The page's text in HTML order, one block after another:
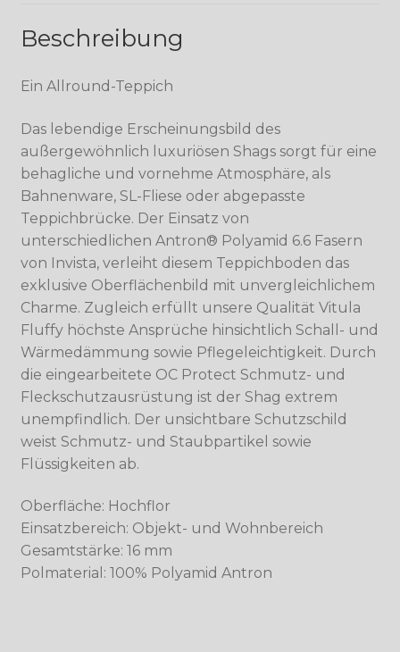
Beschreibung
Ein Allround-Teppich
Das lebendige Erscheinungsbild des
außergewöhnlich luxuriösen Shags sorgt für eine
behagliche und vornehme Atmosphäre, als
Bahnenware, SL-Fliese oder abgepasste
Teppichbrücke. Der Einsatz von
unterschiedlichen Antron® Polyamid 6.6 Fasern
von Invista, verleiht diesem Teppichboden das
exklusive Oberflächenbild mit unvergleichlichem
Charme. Zugleich erfüllt unsere Qualität Vitula
Fluffy höchste Ansprüche hinsichtlich Schall- und
Wärmedämmung sowie Pflegeleichtigkeit. Durch
die eingearbeitete OC Protect Schmutz- und
Fleckschutzausrüstung ist der Shag extrem
unempfindlich. Der unsichtbare Schutzschild
weist Schmutz- und Staubpartikel sowie
Flüssigkeiten ab.
Oberfläche: Hochflor
Einsatzbereich: Objekt- und Wohnbereich
Gesamtstärke: 16 mm
Polmaterial: 100% Polyamid Antron